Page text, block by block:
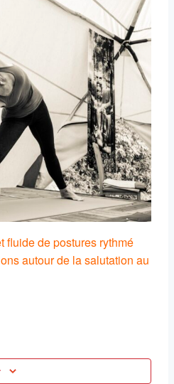
fluide de postures rythmé
autour de la salutation au